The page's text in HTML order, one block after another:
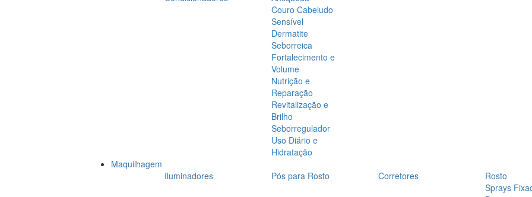
Couro Cabeludo
Sensível
Dermatite
Seborreica
Fortalecimento e
Volume
Nutrição e
Reparação
Revitalização e
Brilho
Seborregulador
Uso Diário e
Hidratação
Maquilhagem
Iluminadores
Pós para Rosto Corretores
Rosto
Sprays